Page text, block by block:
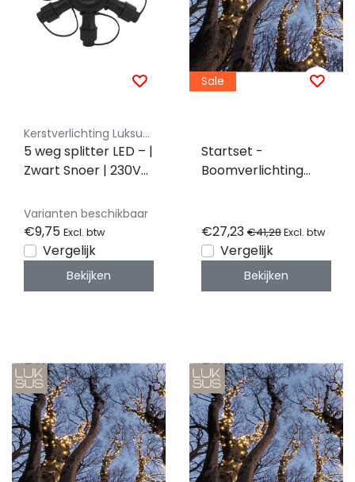
Kerstverlichting Luksus - Koppelbaar
5 weg splitter LED – |
Zwart Snoer | 230V
Varianten beschikbaar
€9,75 Excl. btw
Vergelijk
Bekijken
Sale
Startset -
Boomverlichting
PRO - LUKSUS
€27,23 €41,28Excl. btw
Vergelijk
Bekijken